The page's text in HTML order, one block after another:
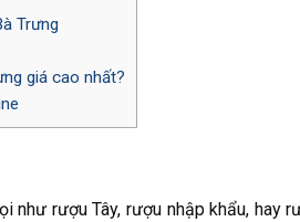
Trưng
giá cao nhất?
như rượu Tây, rượu nhập khẩu, hay